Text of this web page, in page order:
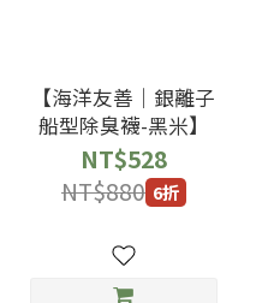
【海洋友善｜銀離子
船型除臭襪-黑米】
NT$528
NT$880 6折